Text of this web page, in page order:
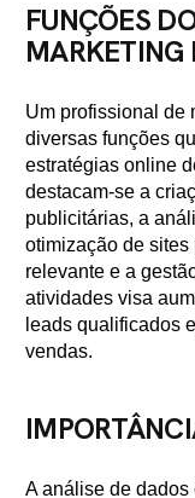
FUNÇÕES
MARKETING
Um profissional de
diversas funções
estratégias online
destacam-se a
publicitárias, a
otimização de
relevante e a
atividades visa
leads qualificados
vendas.
A análise de